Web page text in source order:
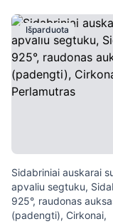
Išparduota
Sidabriniai auskarai
apvaliu segtuku,
925°, raudonas
(padengti), Cirkonai,